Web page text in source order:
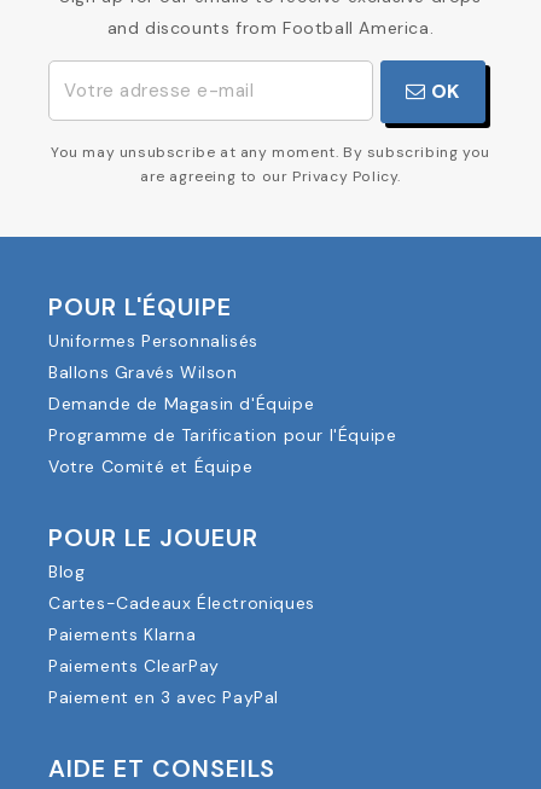
and discounts from Football America.
OK
You may unsubscribe at any moment. By subscribing you
are agreeing to our Privacy Policy.
POUR L'ÉQUIPE
Uniformes Personnalisés
Ballons Gravés Wilson
Demande de Magasin d'Équipe
Programme de Tarification pour l'Équipe
Votre Comité et Équipe
POUR LE JOUEUR
Blog
Cartes-Cadeaux Électroniques
Paiements Klarna
Paiements ClearPay
Paiement en 3 avec PayPal
AIDE ET CONSEILS